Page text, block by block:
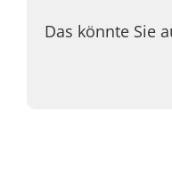
Das könnte Sie